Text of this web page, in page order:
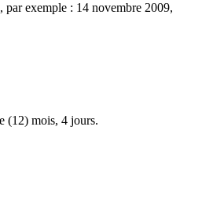
par exemple : 14 novembre 2009,
(12) mois, 4 jours.